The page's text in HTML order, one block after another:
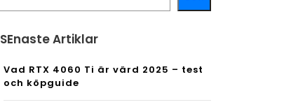
SEnaste Artiklar
Vad RTX 4060 Ti är värd 2025 – test
och köpguide